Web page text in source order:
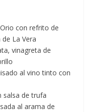
con refrito de
La Vera
vinagreta de
al vino tinto con
salsa de trufa
al arama de